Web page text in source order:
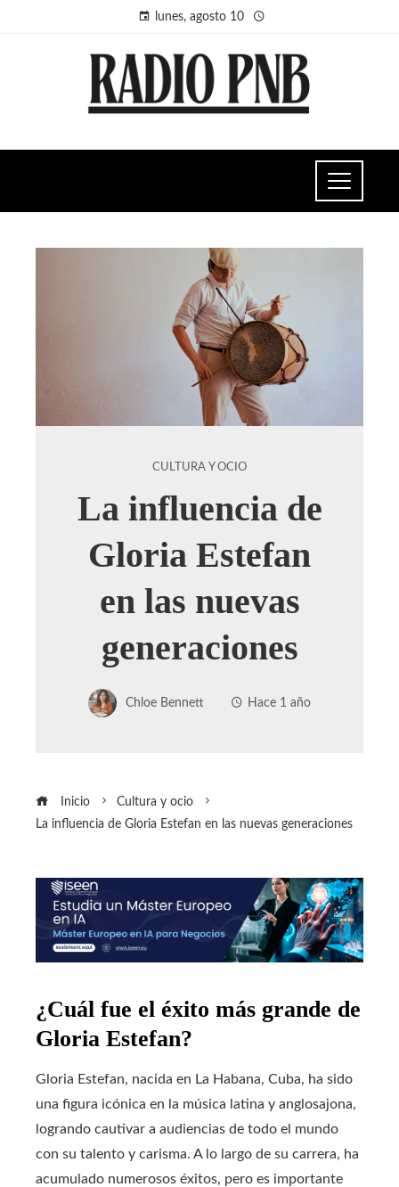
lunes, agosto 10
CULTURA Y OCIO
La influencia de
Gloria Estefan
en las nuevas
generaciones
Chloe Bennett Hace 1 año
Inicio
Cultura y ocio
La influencia de Gloria Estefan en las nuevas generaciones
¿Cuál fue el éxito más grande de
Gloria Estefan?
Gloria Estefan, nacida en La Habana, Cuba, ha sido
una figura icónica en la música latina y anglosajona,
logrando cautivar a audiencias de todo el mundo
con su talento y carisma. A lo largo de su carrera, ha
acumulado numerosos éxitos, pero es importante